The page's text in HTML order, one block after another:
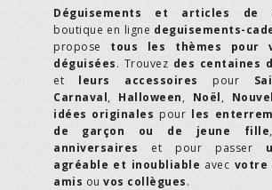
Déguisements et articles de
boutique en ligne deguisements-
propose tous les thèmes pour
déguisées. Trouvez des centaines
et leurs accessoires pour
Carnaval, Halloween, Noël,
idées originales pour les
de garçon ou de jeune fille
anniversaires et pour passer
agréable et inoubliable avec votre
amis ou vos collègues.